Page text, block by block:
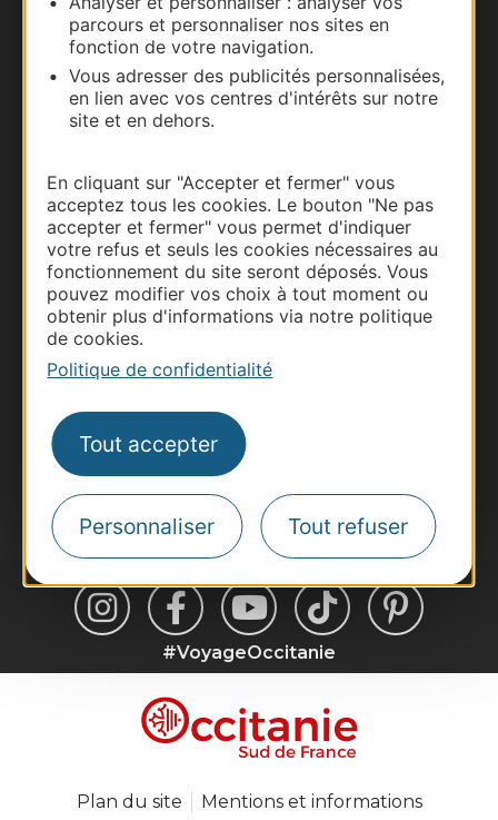
parcours et personnaliser nos sites en
fonction de votre navigation.
Vous adresser des publicités personnalisées,
en lien avec vos centres d'intérêts sur notre
site et en dehors.
En cliquant sur "Accepter et fermer" vous
acceptez tous les cookies. Le bouton "Ne pas
accepter et fermer" vous permet d'indiquer
votre refus et seuls les cookies nécessaires au
fonctionnement du site seront déposés. Vous
pouvez modifier vos choix à tout moment ou
obtenir plus d'informations via notre politique
de cookies.
Politique de confidentialité
Tout accepter
Personnaliser Tout refuser
Thermalisme
Business/Mice
Pros d'Occitanie
Site presse et d'influence
Voyagistes
Destination Sport
Inscrivez-vous à la lettre d'information
Destination Occitanie pour recevoir des
suggestions de séjours, de visites et de sorties.
Je m'abonne
#VoyageOccitanie
Plan du site Mentions et informations